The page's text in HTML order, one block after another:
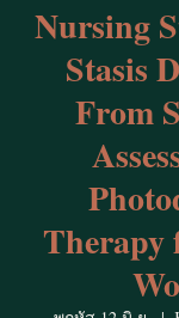
Nursing
Stasis
From
Therapy